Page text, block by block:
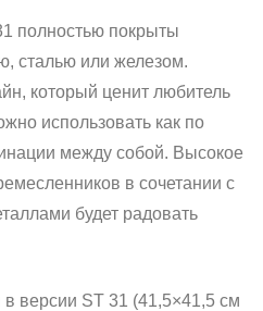
полностью покрыты
сталью или железом.
который ценит любитель
использовать как по
между собой. Высокое
в сочетании с
будет радовать
версии ST 31 (41,5×41,5 см